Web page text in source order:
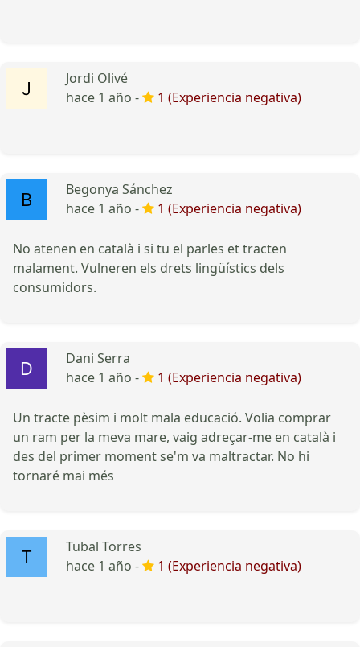
Jordi Olivé
hace 1 año -
1 (Experiencia negativa)
Begonya Sánchez
hace 1 año -
1 (Experiencia negativa)
No atenen en català i si tu el parles et tracten
malament. Vulneren els drets lingüístics dels
consumidors.
Dani Serra
hace 1 año -
1 (Experiencia negativa)
Un tracte pèsim i molt mala educació. Volia comprar
un ram per la meva mare, vaig adreçar-me en català i
des del primer moment se'm va maltractar. No hi
tornaré mai més
Tubal Torres
hace 1 año -
1 (Experiencia negativa)